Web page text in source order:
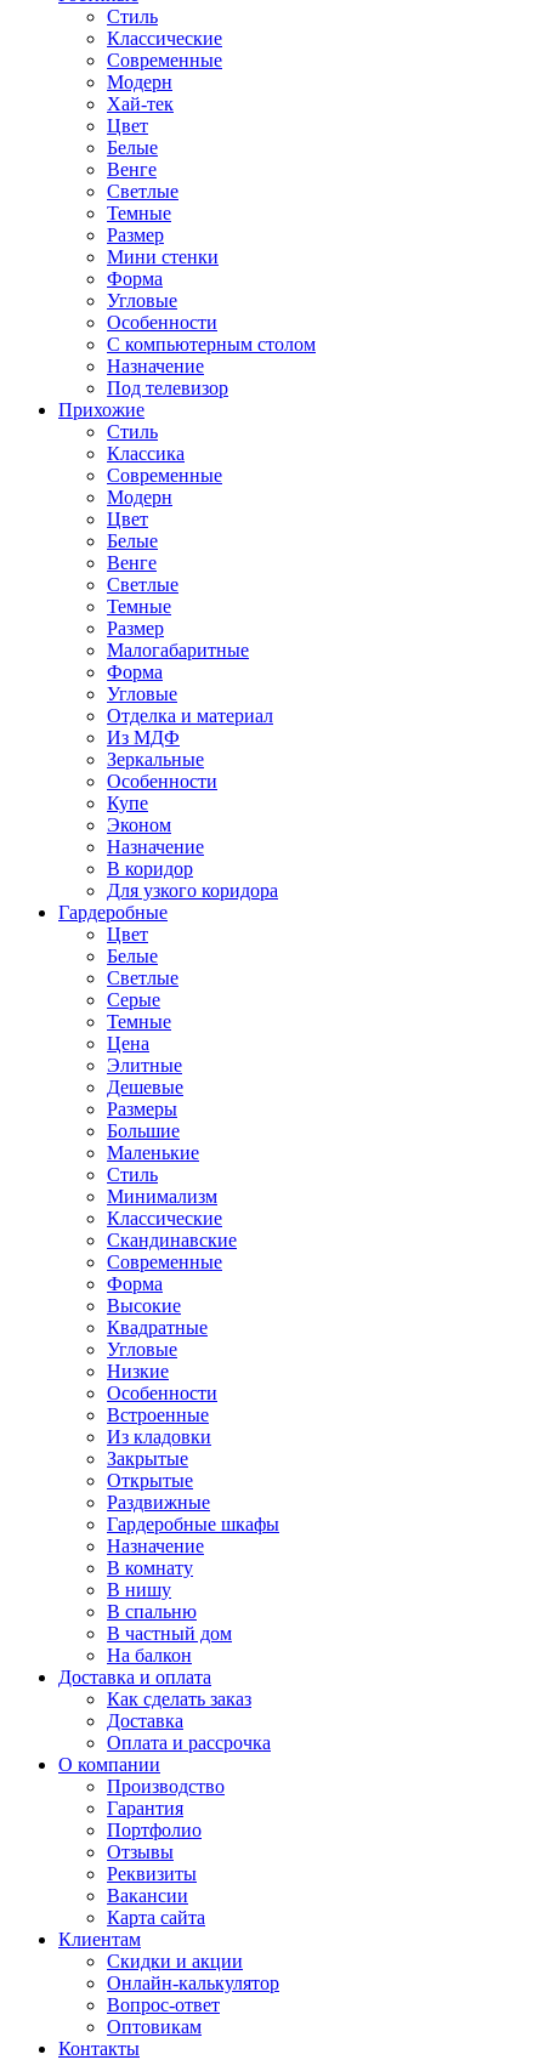
Стиль
Классические
Современные
Модерн
Хай-тек
Цвет
Белые
Венге
Светлые
Темные
Размер
Мини стенки
Форма
Угловые
Особенности
С компьютерным столом
Назначение
Под телевизор
Прихожие
Стиль
Классика
Современные
Модерн
Цвет
Белые
Венге
Светлые
Темные
Размер
Малогабаритные
Форма
Угловые
Отделка и материал
Из МДФ
Зеркальные
Особенности
Купе
Эконом
Назначение
В коридор
Для узкого коридора
Гардеробные
Цвет
Белые
Светлые
Серые
Темные
Цена
Элитные
Дешевые
Размеры
Большие
Маленькие
Стиль
Минимализм
Классические
Скандинавские
Современные
Форма
Высокие
Квадратные
Угловые
Низкие
Особенности
Встроенные
Из кладовки
Закрытые
Открытые
Раздвижные
Гардеробные шкафы
Назначение
В комнату
В нишу
В спальню
В частный дом
На балкон
Доставка и оплата
Как сделать заказ
Доставка
Оплата и рассрочка
О компании
Производство
Гарантия
Портфолио
Отзывы
Реквизиты
Вакансии
Карта сайта
Клиентам
Скидки и акции
Онлайн-калькулятор
Вопрос-ответ
Оптовикам
Контакты